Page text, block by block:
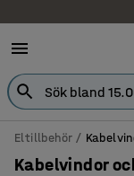
Eltillbehör
Kabelvindor